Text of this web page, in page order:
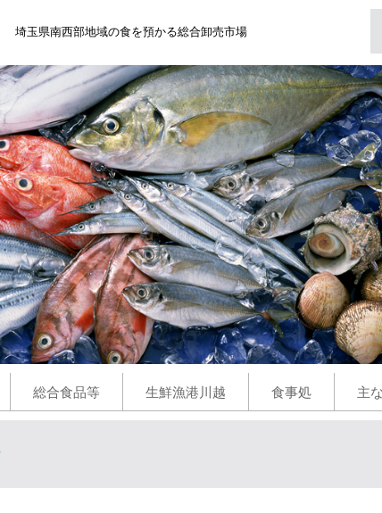
埼玉県南西部地域の食を預かる総合卸売市場
総合食品等 生鮮漁港川越 食事処 主